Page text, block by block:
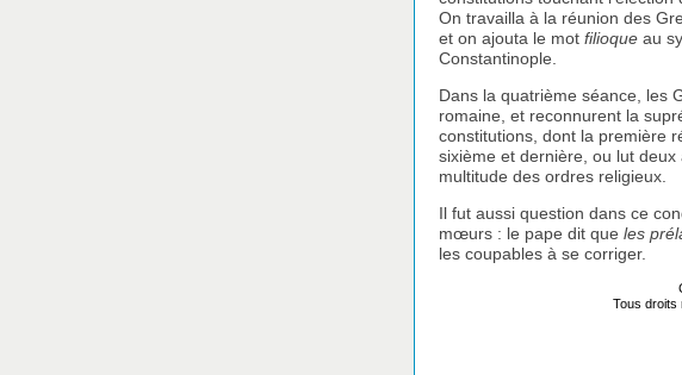
On travailla à la réunion des
et on ajouta le mot filioque au
Constantinople.
Dans la quatrième séance, les
romaine, et reconnurent la
constitutions, dont la première
sixième et dernière, ou lut
multitude des ordres religieux.
Il fut aussi question dans ce
mœurs : le pape dit que les
les coupables à se corriger.
Tous droits